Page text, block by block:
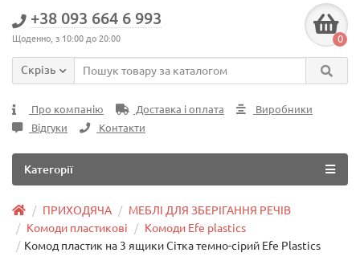
+38 093 664 6 993
Щоденно, з 10:00 до 20:00 0
Скрізь
Про компанію Доставка і оплата
Виробники
Відгуки
Контакти
Категорії
ПРИХОДЯЧА
МЕБЛІ ДЛЯ ЗБЕРІГАННЯ РЕЧІВ
Комоди пластикові
Комоди Efe plastics
Комод пластик на 3 ящики Сітка темно-сірий Efe Plastics